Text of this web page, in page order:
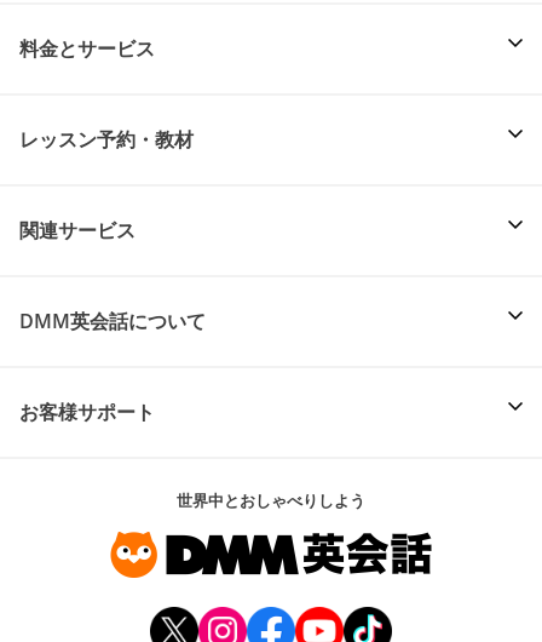
料金とサービス
レッスン予約・教材
関連サービス
DMM英会話について
お客様サポート
世界中とおしゃべりしよう